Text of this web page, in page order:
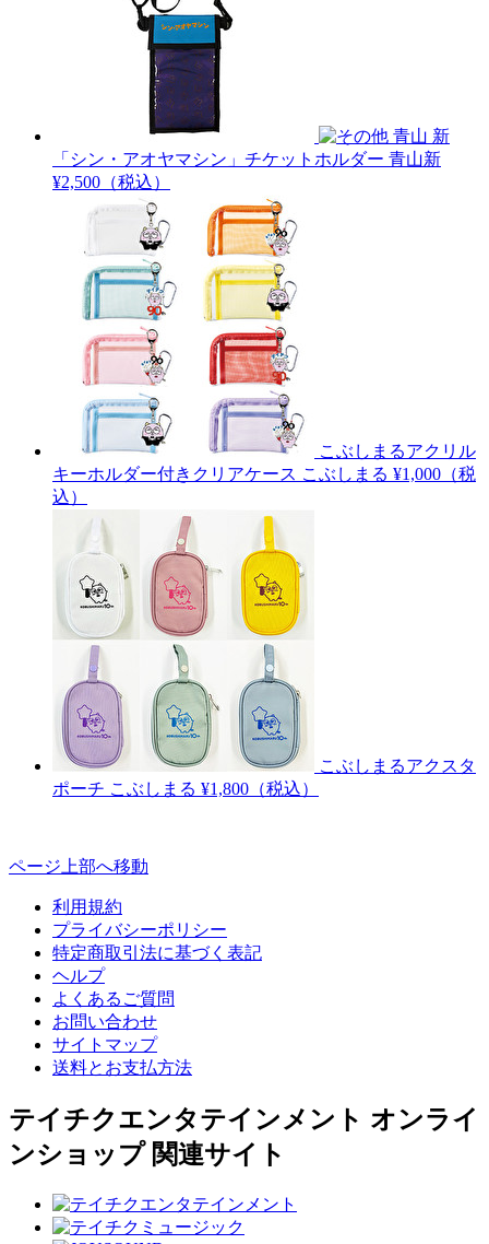
青山 新
「シン・アオヤマシン」チケットホルダー 青山新
¥2,500（税込）
こぶしまるアクリル
キーホルダー付きクリアケース こぶしまる ¥1,000（税
込）
こぶしまるアクスタ
ポーチ こぶしまる ¥1,800（税込）
ページ上部へ移動
利用規約
プライバシーポリシー
特定商取引法に基づく表記
ヘルプ
よくあるご質問
お問い合わせ
サイトマップ
送料とお支払方法
テイチクエンタテインメント オンライ
ンショップ 関連サイト